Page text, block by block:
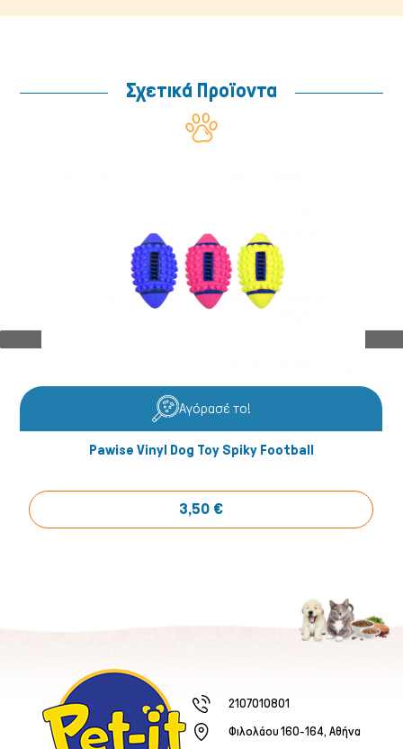
Μικρά ζώα
Σχετικά Προϊοντα
Αγόρασέ το!
Pawise Vinyl Dog Toy Spiky Football
3,50 €
2107010801
Φιλολάου 160-164, Αθήνα